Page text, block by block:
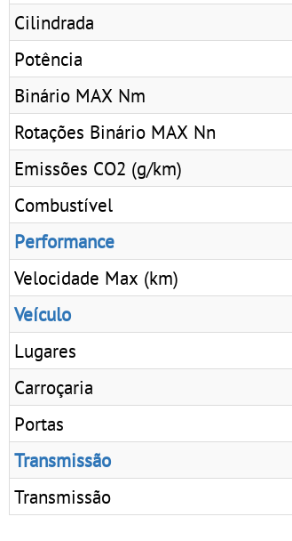
Cilindrada
Potência
Binário MAX Nm
Rotações Binário MAX Nn
Emissões CO2 (g/km)
Combustível
Performance
Velocidade Max (km)
Veículo
Lugares
Carroçaria
Portas
Transmissão
Transmissão